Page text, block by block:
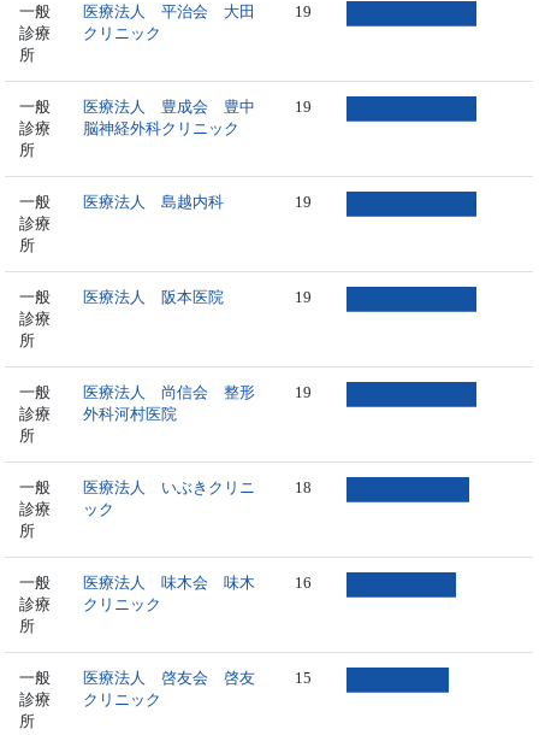
一般
診療
所
医療法人 平治会 大田
クリニック
19
一般
診療
所
医療法人 豊成会 豊中
脳神経外科クリニック
19
一般
診療
所
医療法人 島越内科 19
一般
診療
所
医療法人 阪本医院 19
一般
診療
所
医療法人 尚信会 整形
外科河村医院
19
一般
診療
所
医療法人 いぶきクリニ
ック
18
一般
診療
所
医療法人 味木会 味木
クリニック
16
一般
診療
所
医療法人 啓友会 啓友
クリニック
15